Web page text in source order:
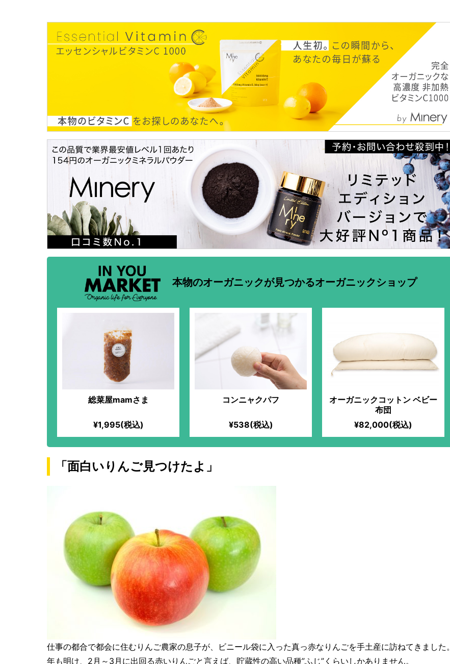
本物のオーガニックが見つかるオーガニックショップ
総菜屋mamさま
¥1,995(税込)
コンニャクパフ
¥538(税込)
オーガニックコットン ベビー
布団
¥82,000(税込)
「面白いりんご見つけたよ」
仕事の都合で都会に住むりんご農家の息子が、ビニール袋に入った真っ赤なりんごを手土産に訪ねてきました。
年も明け、2月～3月に出回る赤いりんごと言えば、貯蔵性の高い品種”ふじ”くらいしかありません。